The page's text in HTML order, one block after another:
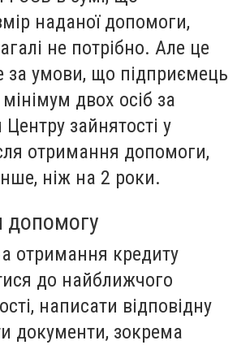
наданої допомоги,
не потрібно. Але це
умови, що підприємець
двох осіб за
зайнятості у
отримання допомоги,
ніж на 2 роки.
допомогу
отримання кредиту
до найближчого
написати відповідну
документи, зокрема